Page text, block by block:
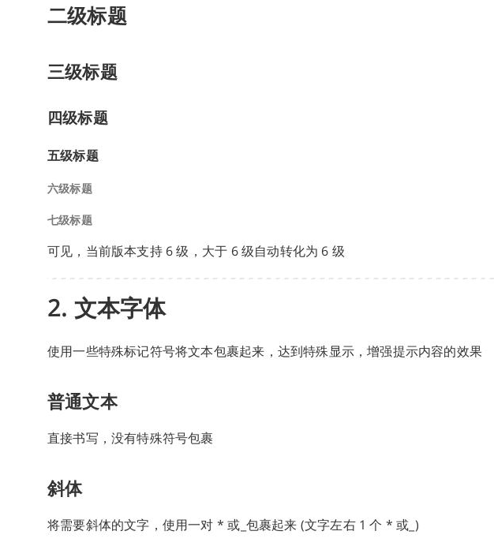
二级标题
三级标题
四级标题
五级标题
六级标题
七级标题
可见，当前版本支持 6 级，大于 6 级自动转化为 6 级
2. 文本字体
使用一些特殊标记符号将文本包裹起来，达到特殊显示，增强提示内容的效果
普通文本
直接书写，没有特殊符号包裹
斜体
将需要斜体的文字，使用一对 * 或_包裹起来 (文字左右 1 个 * 或_)